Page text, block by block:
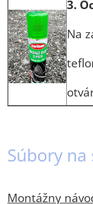
3.
Na
Súbory
Montážny